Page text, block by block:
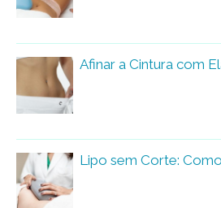
Afinar a Cintura com
Lipo sem Corte: